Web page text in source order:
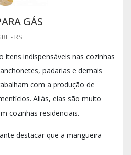
GÁS
- RS
itens indispensáveis nas cozinhas
padarias e demais
com a produção de
Aliás, elas são muito
cozinhas residenciais.
destacar que a mangueira